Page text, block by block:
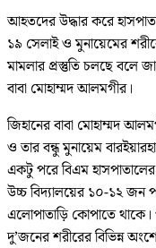
আহতদের উদ্ধার করে
১৯ সেলাই ও মুনায়েমের
মামলার প্রস্তুতি চলছে বলে
বাবা মোহাম্মদ আলমগীর।
জিহানের বাবা মোহাম্মদ
ও তার বন্ধু মুনায়েম
একটু পরে বিএম
উচ্চ বিদ্যালয়ের ১০-১২ জন
এলোপাতাড়ি কোপাতে
দু’জনের শরীরের বিভিন্ন